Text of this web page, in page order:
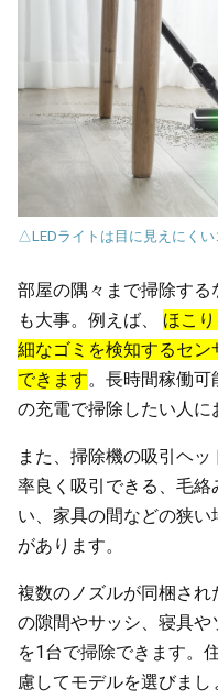
△LEDライトは目に見えにく
部屋の隅々まで掃除する
も大事。例えば、 ほこ
細なゴミを検知するセ
できます。長時間稼働
の充電で掃除したい人に
また、掃除機の吸引ヘ
率良く吸引できる、毛
い、家具の間などの狭
があります。
複数のノズルが同梱さ
の隙間やサッシ、寝具
を1台で掃除できます。
慮してモデルを選びまし